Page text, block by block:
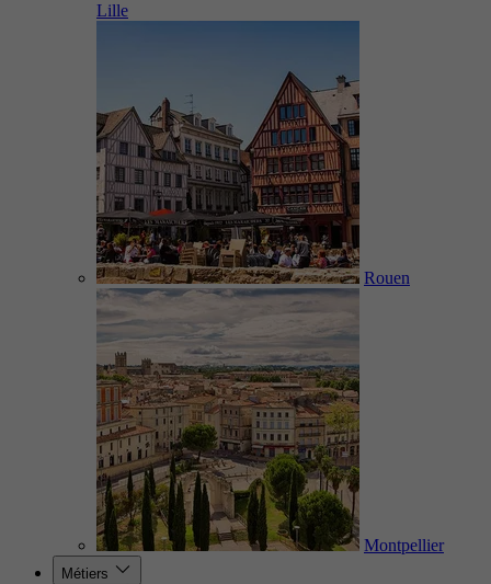
Lille
Rouen
Montpellier
Métiers